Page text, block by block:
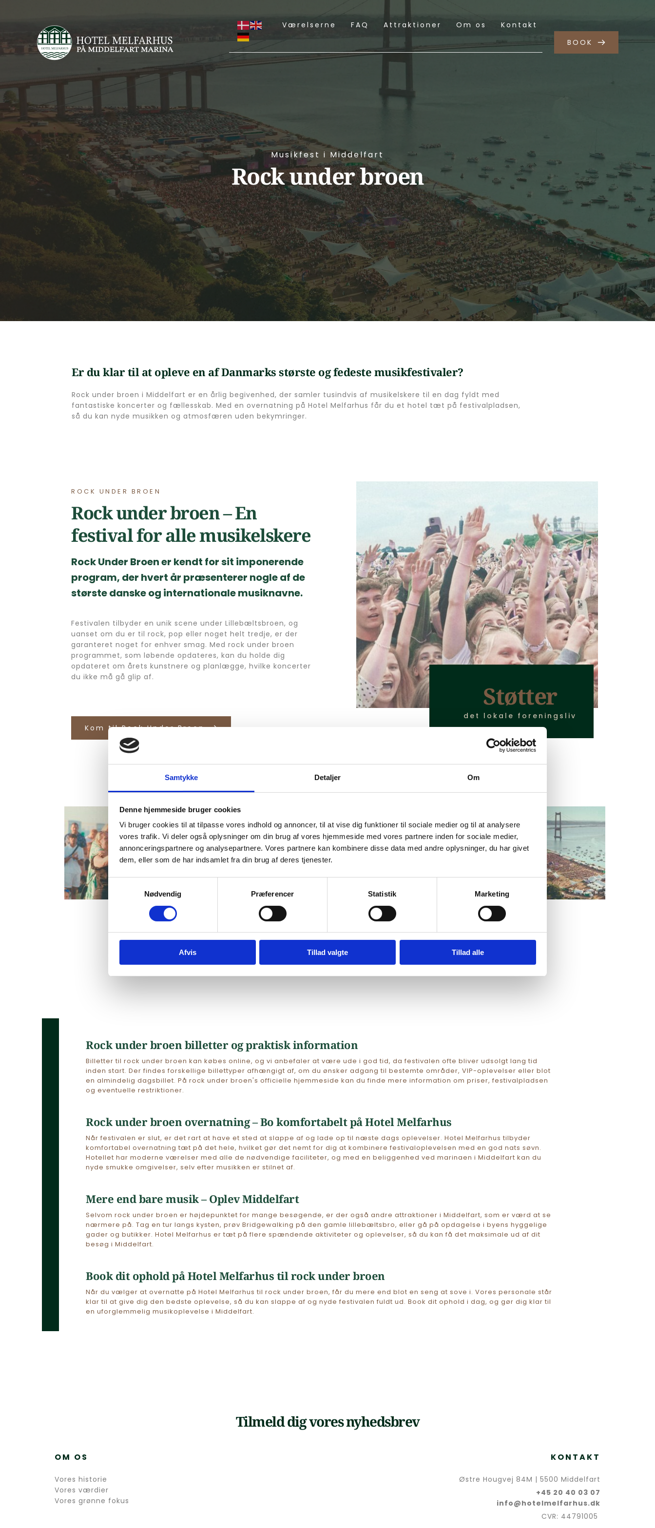
Samtykke Detaljer Om
Denne hjemmeside bruger cookies
Vi bruger cookies til at tilpasse vores indhold og annoncer, til at vise dig funktioner til sociale medier og til at analysere
vores trafik. Vi deler også oplysninger om din brug af vores hjemmeside med vores partnere inden for sociale medier,
annonceringspartnere og analysepartnere. Vores partnere kan kombinere disse data med andre oplysninger, du har givet
dem, eller som de har indsamlet fra din brug af deres tjenester.
Samtykkevalg
Nødvendig
Præferencer Statistik Marketing
Afvis Tillad valgte Tillad alle
Værelserne FAQ Attraktioner Om os
Kontakt
BOOK
Musikfest i Middelfart
Rock under broen
Er du klar til at opleve en af Danmarks største og fedeste musikfestivaler?
Rock under broen i Middelfart er en årlig begivenhed, der samler tusindvis af musikelskere til en dag fyldt med
fantastiske koncerter og fællesskab. Med en overnatning på Hotel Melfarhus får du et hotel tæt på festivalpladsen,
så du kan nyde musikken og atmosfæren uden bekymringer.
ROCK UNDER BROEN
Rock under broen – En
festival for alle musikelskere
Rock Under Broen er kendt for sit imponerende
program, der hvert år præsenterer nogle af de
største danske og internationale musiknavne.
Festivalen tilbyder en unik scene under Lillebæltsbroen, og
uanset om du er til rock, pop eller noget helt tredje, er der
garanteret noget for enhver smag. Med rock under broen
programmet, som løbende opdateres, kan du holde dig
opdateret om årets kunstnere og planlægge, hvilke koncerter
du ikke må gå glip af.
Kom til Rock Under Broen
Støtter
det lokale foreningsliv
Rock under broen billetter og praktisk information
Billetter til rock under broen kan købes online, og vi anbefaler at være ude i god tid, da festivalen ofte bliver udsolgt lang tid
inden start. Der findes forskellige billettyper afhængigt af, om du ønsker adgang til bestemte områder, VIP-oplevelser eller blot
en almindelig dagsbillet. På rock under broen's officielle hjemmeside kan du finde mere information om priser, festivalpladsen
og eventuelle restriktioner.
Rock under broen overnatning – Bo komfortabelt på Hotel Melfarhus
Når festivalen er slut, er det rart at have et sted at slappe af og lade op til næste dags oplevelser. Hotel Melfarhus tilbyder
komfortabel overnatning tæt på det hele, hvilket gør det nemt for dig at kombinere festivaloplevelsen med en god nats søvn.
Hotellet har moderne værelser med alle de nødvendige faciliteter, og med en beliggenhed ved marinaen i Middelfart kan du
nyde smukke omgivelser, selv efter musikken er stilnet af.
Mere end bare musik – Oplev Middelfart
Selvom rock under broen er højdepunktet for mange besøgende, er der også andre attraktioner i Middelfart, som er værd at se
nærmere på. Tag en tur langs kysten, prøv Bridgewalking på den gamle lillebæltsbro, eller gå på opdagelse i byens hyggelige
gader og butikker. Hotel Melfarhus er tæt på flere spændende aktiviteter og oplevelser, så du kan få det maksimale ud af dit
besøg i Middelfart.
Book dit ophold på Hotel Melfarhus til rock under broen
Når du vælger at overnatte på Hotel Melfarhus til rock under broen, får du mere end blot en seng at sove i. Vores personale står
klar til at give dig den bedste oplevelse, så du kan slappe af og nyde festivalen fuldt ud. Book dit ophold i dag, og gør dig klar til
en uforglemmelig musikoplevelse i Middelfart.
Tilmeld dig vores nyhedsbrev
OM OS
Vores historie
Vores værdier
Vores grønne fokus
KONTAKT
Østre Hougvej 84M | 5500 Middelfart
+45 20 40 03 07
info@hotelmelfarhus.dk
CVR: 44791005